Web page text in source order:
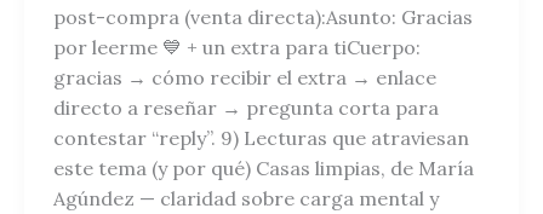
post-compra (venta directa):Asunto: Gracias
por leerme 💙 + un extra para tiCuerpo:
gracias → cómo recibir el extra → enlace
directo a reseñar → pregunta corta para
contestar “reply”. 9) Lecturas que atraviesan
este tema (y por qué) Casas limpias, de María
Agúndez — claridad sobre carga mental y